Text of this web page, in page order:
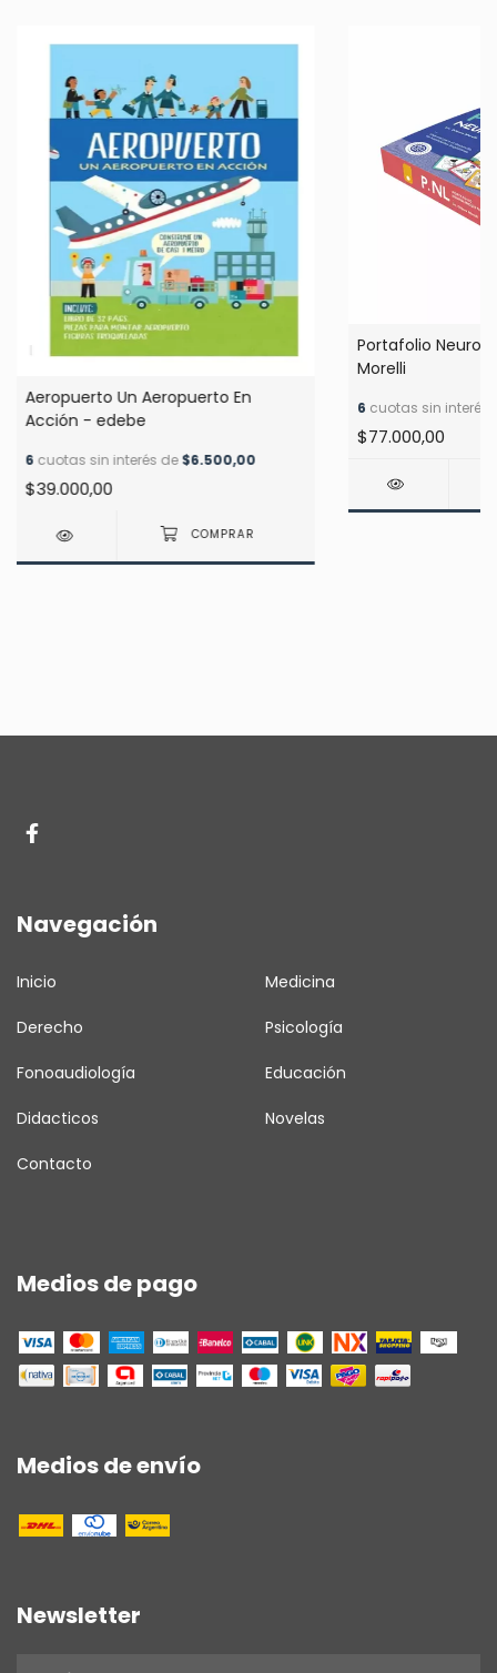
Aeropuerto Un Aeropuerto En
Acción - edebe
6 cuotas sin interés de$6.500,00
$39.000,00
Portafolio
Morelli
6 cuotas sin interés
$77.000,00
Navegación
Inicio Medicina
Derecho Psicología
Fonoaudiología Educación
Didacticos Novelas
Contacto
Medios de pago
Medios de envío
Newsletter